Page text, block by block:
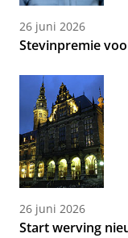
26 juni 2026
Stevinpremie
26 juni 2026
Start werving